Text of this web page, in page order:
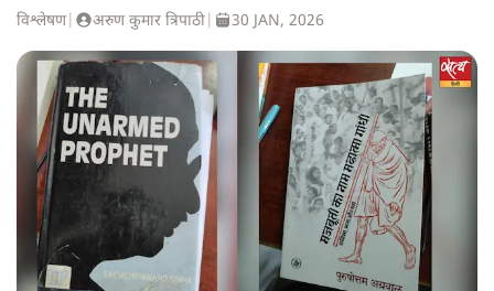
विश्लेषण| अरुण कुमार त्रिपाठी 30 JAN, 2026